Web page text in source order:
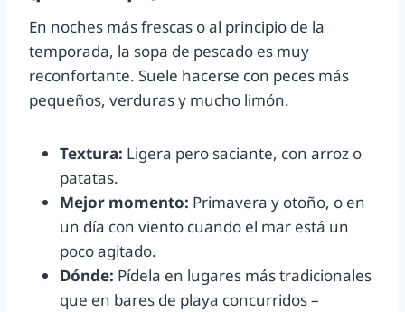
En noches más frescas o al principio de la
temporada, la sopa de pescado es muy
reconfortante. Suele hacerse con peces más
pequeños, verduras y mucho limón.
Textura: Ligera pero saciante, con arroz o
patatas.
Mejor momento: Primavera y otoño, o en
un día con viento cuando el mar está un
poco agitado.
Dónde: Pídela en lugares más tradicionales
que en bares de playa concurridos –